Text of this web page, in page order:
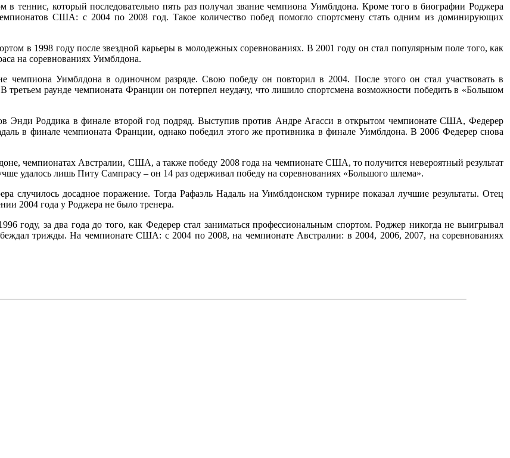
в теннис, который последовательно пять раз получал звание чемпиона Уимблдона. Кроме того в биографии Роджера
США: с 2004 по 2008 год. Такое количество побед помогло спортсмену стать одним из доминирующих
в 1998 году после звездной карьеры в молодежных соревнованиях. В 2001 году он стал популярным поле того, как
на соревнованиях Уимблдона.
чемпиона Уимблдона в одиночном разряде. Свою победу он повторил в 2004. После этого он стал участвовать в
раунде чемпионата Франции он потерпел неудачу, что лишило спортсмена возможности победить в «Большом
Энди Роддика в финале второй год подряд. Выступив против Андре Агасси в открытом чемпионате США, Федерер
в финале чемпионата Франции, однако победил этого же противника в финале Уимблдона. В 2006 Федерер снова
чемпионатах Австралии, США, а также победу 2008 года на чемпионате США, то получится невероятный результат
удалось лишь Питу Сампрасу – он 14 раз одерживал победу на соревнованиях «Большого шлема».
случилось досадное поражение. Тогда Рафаэль Надаль на Уимблдонском турнире показал лучшие результаты. Отец
2004 года у Роджера не было тренера.
году, за два года до того, как Федерер стал заниматься профессиональным спортом. Роджер никогда не выигрывал
трижды. На чемпионате США: с 2004 по 2008, на чемпионате Австралии: в 2004, 2006, 2007, на соревнованиях